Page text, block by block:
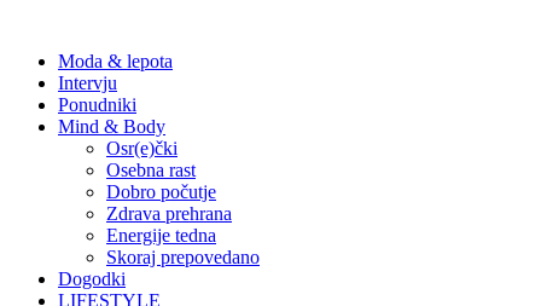
Moda & lepota
Intervju
Ponudniki
Mind & Body
Osr(e)čki
Osebna rast
Dobro počutje
Zdrava prehrana
Energije tedna
Skoraj prepovedano
Dogodki
LIFESTYLE